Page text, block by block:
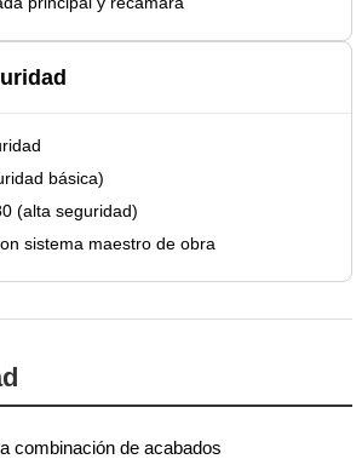
básica)
(alta seguridad)
sistema maestro de obra
combinación de acabados